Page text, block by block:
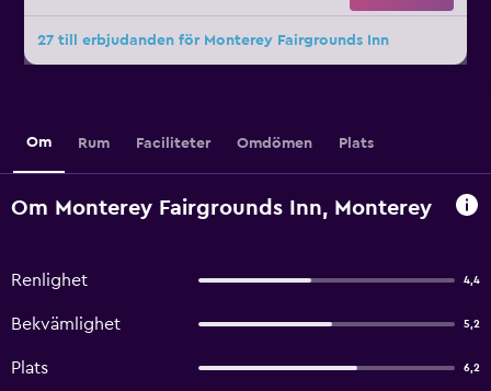
27 till erbjudanden för Monterey Fairgrounds Inn
Om Rum Faciliteter Omdömen Plats
Om Monterey Fairgrounds Inn, Monterey
Renlighet 4,4
Bekvämlighet 5,2
Plats 6,2